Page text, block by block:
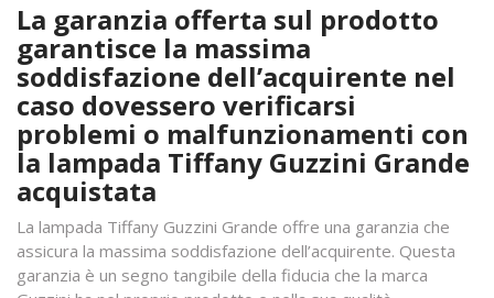
La garanzia offerta sul prodotto
garantisce la massima
soddisfazione dell’acquirente nel
caso dovessero verificarsi
problemi o malfunzionamenti con
la lampada Tiffany Guzzini Grande
acquistata
La lampada Tiffany Guzzini Grande offre una garanzia che
assicura la massima soddisfazione dell’acquirente. Questa
garanzia è un segno tangibile della fiducia che la marca